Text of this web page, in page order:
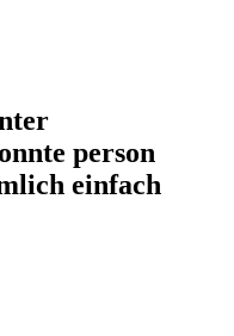
person
einfach